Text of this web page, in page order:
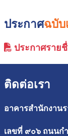
ประกาศฉบับ
ประกาศราย
ติดต่อเรา
อาคารสำนักงาน
เลขที่ ๙๐๖ ถนนก